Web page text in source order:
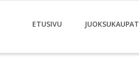
ETUSIVU JUOKSUKAUPAT